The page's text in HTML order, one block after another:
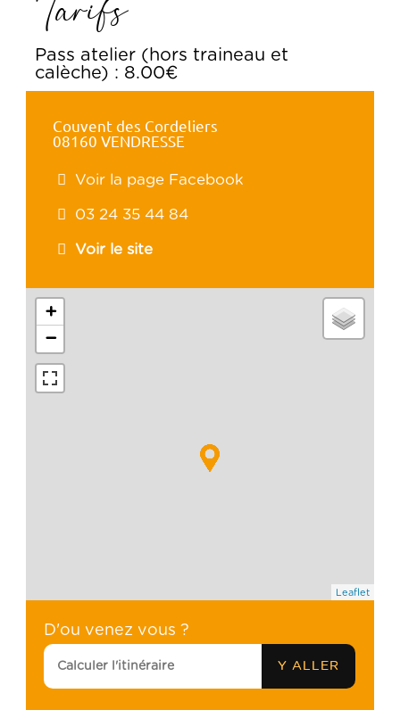
Tarifs
Pass atelier (hors traineau et
calèche) : 8.00€
Couvent des Cordeliers
08160 VENDRESSE
Voir la page Facebook
03 24 35 44 84
Voir le site
+
−
Leaflet
D'ou venez vous ?